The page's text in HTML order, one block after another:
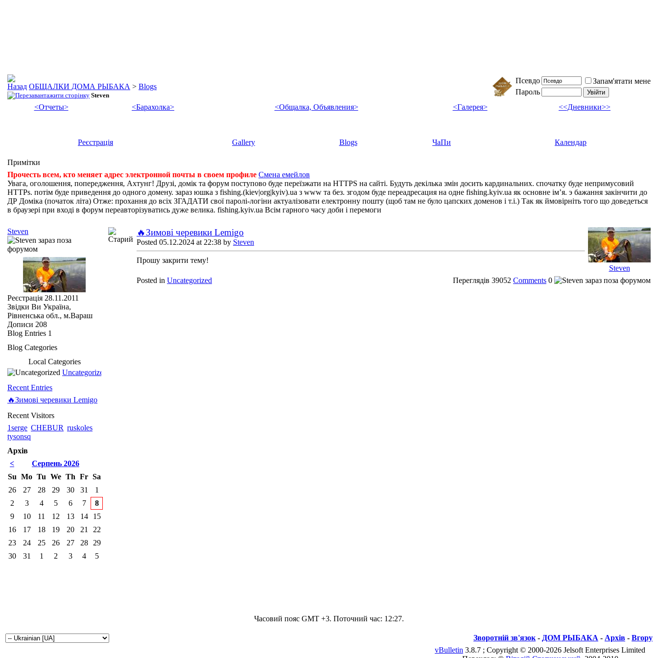
ОБЩАЛКИ ДОМА РЫБАКА > Blogs
Steven
Псевдо
Запам'ятати мене
Пароль
<Отчеты>
<Барахолка> <Общалка, Объявления> <Галерея> <<Дневники>>
Реєстрація Gallery Blogs ЧаПи Календар
Примітки
Прочесть всем, кто меняет адрес электронной почты в своем профиле Смена емейлов
Увага, оголошення, попередження, Ахтунг! Друзі, домік та форум поступово буде переїзжати на HTTPS на сайті. Будуть декілька змін досить кардинальних. спочатку буде непримусовий
HTTPs. потім буде приведення до одного домену. зараз юшка з fishing.(kiev|org|kyiv).ua з www та без. згодом буде переадресация на одне fishing.kyiv.ua як основне імʼя. э бажання закінчити до
ДР Доміка (початок літа) Отже: прохання до всіх ЗГАДАТИ свої паролі-логіни актуалізовати електронну пошту (щоб там не було цапских доменов і т.і.) Так як ймовірніть того що доведеться
в браузері при вході в форум переавторізуватись дуже велика. fishing.kyiv.ua Всім гарного часу доби і перемоги
🔥Зимові черевики Lemigo
Posted 05.12.2024 at 22:38 by Steven
Прошу закрити тему!
Steven
Posted in Uncategorized Переглядів 39052 Comments 0
Steven
Реєстрація 28.11.2011
Звідки Ви Україна,
Рівненська обл., м.Вараш
Дописи 208
Blog Entries 1
Blog Categories
Local Categories
Uncategorized
Recent Entries
🔥Зимові черевики Lemigo
Recent Visitors
1serge CHEBUR ruskoles
tysonsq
Архів
<
Серпень 2026
Su Mo Tu We Th Fr Sa
26
27 28 29 30 31
1
2
3 4 5 6 7
8
9
10 11 12 13 14
15
16
17 18 19 20 21
22
23
24 25 26 27 28
29
30
31 1 2 3 4 5
Часовий пояс GMT +3. Поточний час: 12:27.
Зворотній зв'язок - ДОМ РЫБАКА - Архів - Вгору
vBulletin 3.8.7 ; Copyright © 2000-2026 Jelsoft Enterprises Limited